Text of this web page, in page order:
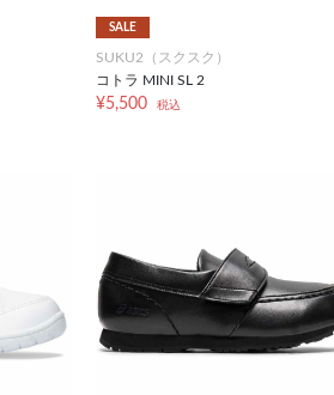
SALE
SUKU2（スクスク）
コトラ MINI SL 2
¥5,500 税込